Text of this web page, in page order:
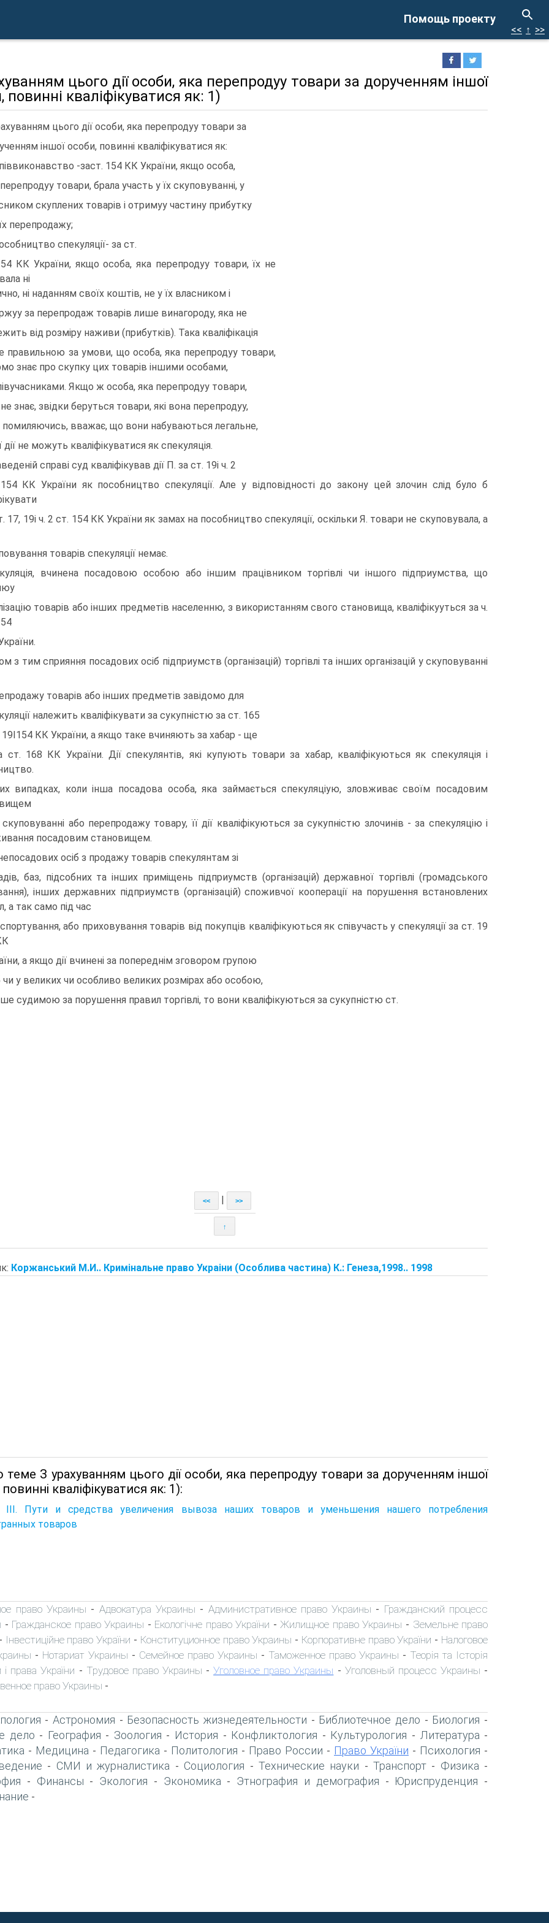
Помощь проекту
<< ↑ >>
цього дiї особи, яка перепродуу товари за дорученням iншої
повиннi квалiфiкуватися як: 1)
цього дiї особи, яка перепродуу товари за
iншої особи, повиннi квалiфiкуватися як:
-заст. 154 КК України, якщо особа,
товари, брала участь у їх скуповуваннi, у
скуплених товарiв i отримуу частину прибутку
перепродажу;
спекуляцiї- за ст.
КК України, якщо особа, яка перепродуу товари, їх не
нi
нi наданням своїх коштiв, не у їх власником i
за перепродаж товарiв лише винагороду, яка не
вiд розмiру наживи (прибуткiв). Така квалiфiкацiя
правильною за умови, що особа, яка перепродуу товари,
знає про скупку цих товарiв iншими особами,
Якщо ж особа, яка перепродуу товари,
знає, звiдки беруться товари, якi вона перепродуу,
помиляючись, вважає, що вони набуваються легальне,
дiї не можуть квалiфiкуватися як спекуляцiя.
справi суд квалiфiкував дiї П. за ст. 19i ч. 2
КК України як пособництво спекуляцiї. Але у вiдповiдностi до закону цей злочин слiд було б
17, 19i ч. 2 ст. 154 КК України як замах на пособництво спекуляцiї, оскiльки Я. товари не скуповувала, а
товарiв спекуляцiї немає.
вчинена посадовою особою або iншим працiвником торгiвлi чи iншого пiдприумства, що
товарiв або iнших предметiв населенню, з використанням свого становища, квалiфiкууться за ч.
з тим сприяння посадових осiб пiдприумств (органiзацiй) торгiвлi та iнших органiзацiй у скуповуваннi
товарiв або iнших предметiв завiдомо для
належить квалiфiкувати за сукупнiстю за ст. 165
19I154 КК України, а якщо таке вчиняють за хабар - ще
ст. 168 КК України. Дiї спекулянтiв, якi купують товари за хабар, квалiфiкуються як спекуляцiя i
випадках, коли iнша посадова особа, яка займається спекуляцiую, зловживає своїм посадовим
скуповуваннi або перепродажу товару, її дiї квалiфiкуються за сукупнiстю злочинiв - за спекуляцiю i
посадовим становищем.
осiб з продажу товарiв спекулянтам зi
баз, пiдсобних та iнших примiщень пiдприумств (органiзацiй) державної торгiвлi (громадського
iнших державних пiдприумств (органiзацiй) споживчої кооперацiї на порушення встановлених
а так само пiд час
або приховування товарiв вiд покупцiв квалiфiкуються як спiвучасть у спекуляцiї за ст. 19
а якщо дiї вчиненi за попереднiм зговором групою
чи у великих чи особливо великих розмiрах або особою,
судимою за порушення правил торгiвлi, то вони квалiфiкуються за сукупнiстю ст.
<< >>
↑
Коржанський М.И.. Кримiнальне право Украiни (Особлива частина) К.: Генеза,1998.. 1998
теме З урахуванням цього дiї особи, яка перепродуу товари за дорученням iншої
квалiфiкуватися як: 1):
III. Пути и средства увеличения вывоза наших товаров и уменьшения нашего потребления
товаров
право Украины - Адвокатура Украины - Административное право Украины - Гражданский процесс
- Гражданское право Украины - Екологічне право України - Жилищное право Украины - Земельне право
- Інвестиційне право України - Конституционное право Украины - Корпоративне право України - Налоговое
- Нотариат Украины - Семейное право Украины - Таможенное право Украины - Теорія та Історія
права України - Трудовое право Украины -Уголовное право Украины - Уголовный процесс Украины -
право Украины -
-Астрономия - Безопасность жизнедеятельности - Библиотечное дело - Биология -
дело - География - Зоология - История - Конфликтология - Культурология - Литература -
- Медицина - Педагогика - Политология - Право России - Право України - Психология -
- СМИ и журналистика - Социология - Технические науки - Транспорт- Физика -
- Финансы - Экология - Экономика - Этнография и демография - Юриспруденция -
-